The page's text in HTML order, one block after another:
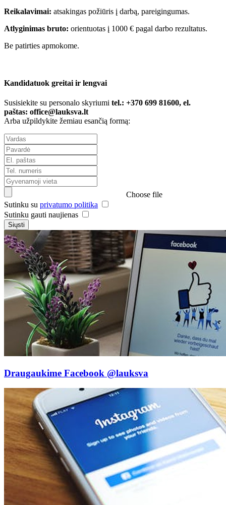
Reikalavimai: atsakingas požiūris į darbą, pareigingumas.
Atlyginimas bruto: orientuotas į 1000 € pagal darbo rezultatus.
Be patirties apmokome.
Kandidatuok greitai ir lengvai
Susisiekite su personalo skyriumi tel.: +370 699 81600, el.
paštas: office@lauksva.lt
Arba užpildykite žemiau esančią formą:
Choose file
Sutinku su privatumo politika
Sutinku gauti naujienas
Siųsti
Draugaukime Facebook @lauksva